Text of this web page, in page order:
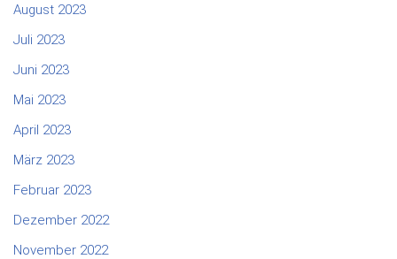
August 2023
Juli 2023
Juni 2023
Mai 2023
April 2023
März 2023
Februar 2023
Dezember 2022
November 2022